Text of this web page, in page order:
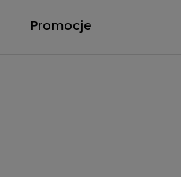
Promocje